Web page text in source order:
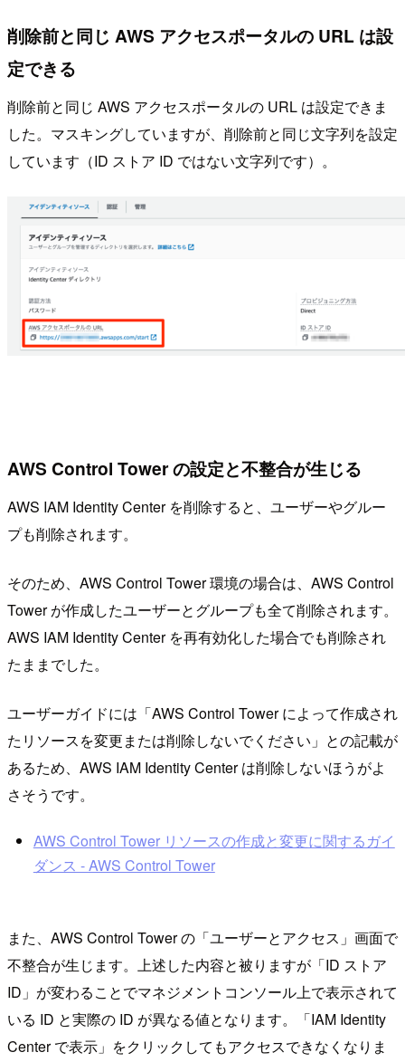
削除前と同じ AWS アクセスポータルの URL は設
定できる
削除前と同じ AWS アクセスポータルの URL は設定できま
した。マスキングしていますが、削除前と同じ文字列を設定
しています（ID ストア ID ではない文字列です）。
AWS Control Tower の設定と不整合が生じる
AWS IAM Identity Center を削除すると、ユーザーやグルー
プも削除されます。
そのため、AWS Control Tower 環境の場合は、AWS Control
Tower が作成したユーザーとグループも全て削除されます。
AWS IAM Identity Center を再有効化した場合でも削除され
たままでした。
ユーザーガイドには「AWS Control Tower によって作成され
たリソースを変更または削除しないでください」との記載が
あるため、AWS IAM Identity Center は削除しないほうがよ
さそうです。
AWS Control Tower リソースの作成と変更に関するガイ
ダンス - AWS Control Tower
また、AWS Control Tower の「ユーザーとアクセス」画面で
不整合が生じます。上述した内容と被りますが「ID ストア
ID」が変わることでマネジメントコンソール上で表示されて
いる ID と実際の ID が異なる値となります。「IAM Identity
Center で表示」をクリックしてもアクセスできなくなりま